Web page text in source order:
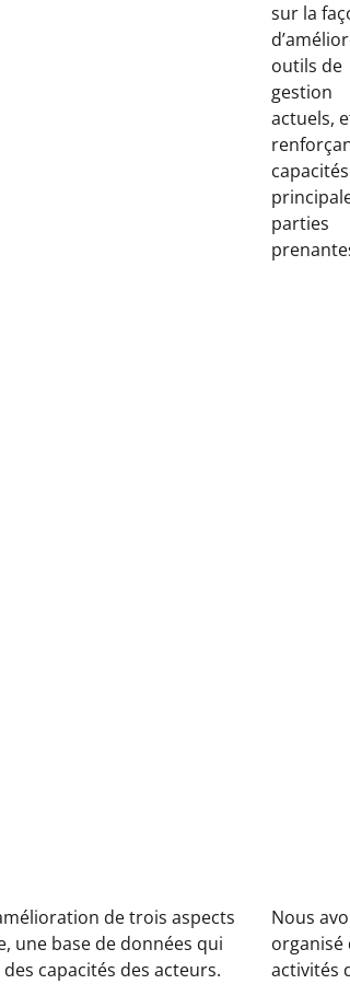
sur la
outils de
gestion
actuels,
parties
de trois aspects
une base de données qui
capacités des acteurs.
Nous
organisé
activités